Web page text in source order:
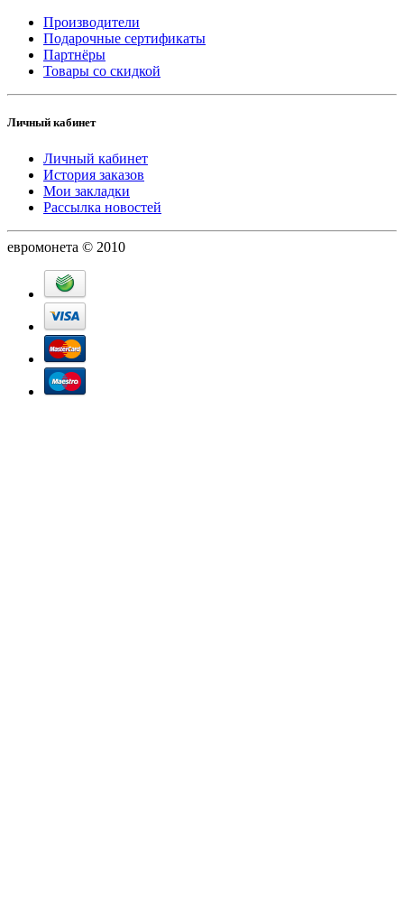
Производители
Подарочные сертификаты
Партнёры
Товары со скидкой
Личный кабинет
Личный кабинет
История заказов
Мои закладки
Рассылка новостей
евромонета © 2010